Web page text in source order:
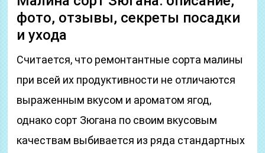
фото, отзывы, секреты посадки
и ухода
Считается, что ремонтантные сорта малины
при всей их продуктивности не отличаются
выраженным вкусом и ароматом ягод,
однако сорт Зюгана по своим вкусовым
качествам выбивается из ряда стандартных